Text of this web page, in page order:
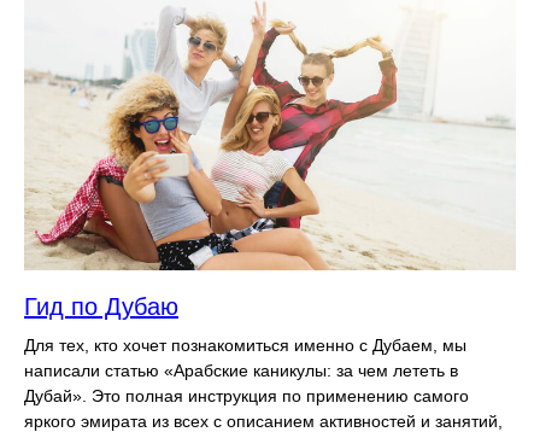
Гид по Дубаю
Для тех, кто хочет познакомиться именно с Дубаем, мы
написали статью «Арабские каникулы: за чем лететь в
Дубай». Это полная инструкция по применению самого
яркого эмирата из всех с описанием активностей и занятий,